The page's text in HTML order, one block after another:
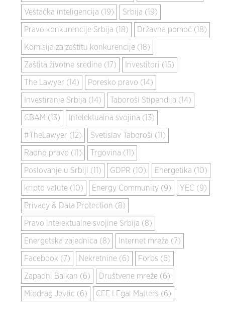
Veštačka inteligencija (19) Srbija (19)
Pravo konkurencije Srbija (18) Državna pomoć (18)
Komisija za zaštitu konkurencije (18)
Zaštita životne sredine (17) Investitori (15)
The Lawyer (14) Poresko pravo (14)
Investiranje Srbija (14) Taboroši Stipendija (14)
CBAM (13) Intelektualna svojina (13)
#TheLawyer (12) Svetislav Taboroši (11)
Radno pravo (11) Trgovina (11)
Poslovanje u Srbiji (11) GDPR (10) Energetika (10)
kripto valute (10) Energy Community (9) YEC (9)
Privacy & Data Protection (8)
Pravo intelektualne svojine Srbija (8)
Energetska zajednica (8) Internet mreža (7)
Facebook (7) Nekretnine (6) Forbs (6)
Zapadni Balkan (6) Društvene mreže (6)
Miodrag Jevtic (6) CEE LEgal Matters (6)